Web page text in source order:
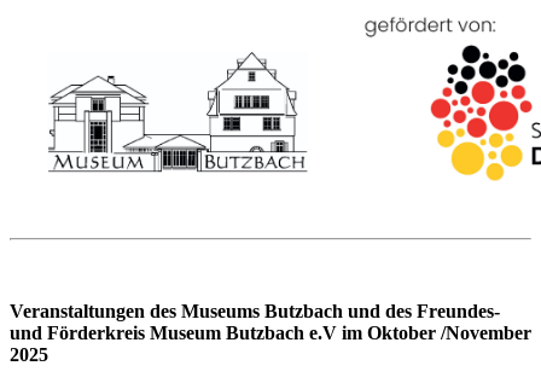
Veranstaltungen des Museums Butzbach und des Freundes-
und Förderkreis Museum Butzbach e.V im Oktober /November
2025